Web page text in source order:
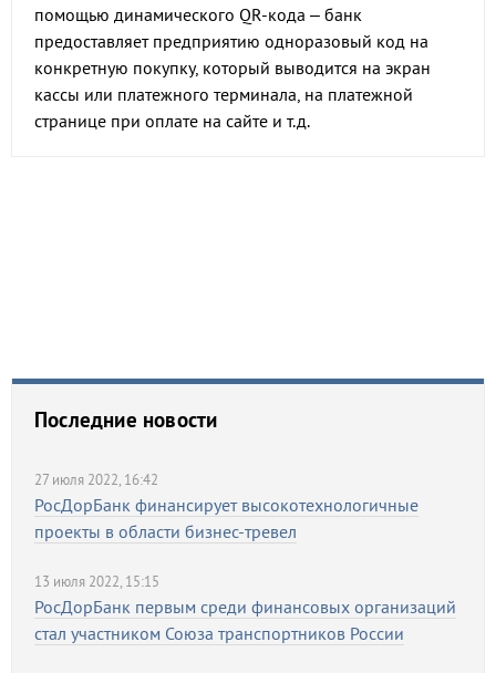
помощью динамического QR-кода – банк
предоставляет предприятию одноразовый код на
конкретную покупку, который выводится на экран
кассы или платежного терминала, на платежной
странице при оплате на сайте и т.д.
Последние новости
27 июля 2022, 16:42
РосДорБанк финансирует высокотехнологичные
проекты в области бизнес-тревел
13 июля 2022, 15:15
РосДорБанк первым среди финансовых организаций
стал участником Союза транспортников России